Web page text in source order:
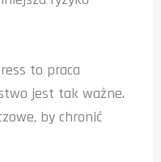
to praca
jest tak ważne.
by chronić